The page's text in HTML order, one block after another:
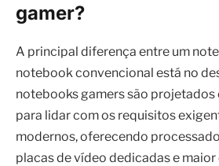
gamer?
A principal diferença entre um
notebook convencional está no
notebooks gamers são
para lidar com os requisitos
modernos, oferecendo
placas de vídeo dedicadas e